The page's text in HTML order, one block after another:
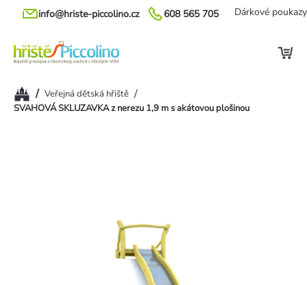
Přejít
608 565 705
info@hriste-piccolino.cz Dárkové poukazy
Domů/ Veřejná dětská hřiště /
SVAHOVÁ SKLUZAVKA z nerezu 1,9 m s akátovou plošinou